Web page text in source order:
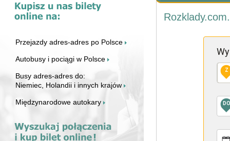
Przejazdy adres-adres po Polsce
Autobusy i pociągi w Polsce
Busy adres-adres do:
Niemiec, Holandii i innych krajów
Międzynarodowe autokary
Z
DO